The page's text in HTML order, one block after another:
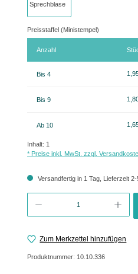
Preisstaffel (Ministempel)
Anzahl
Bis 4
Bis 9
Ab 10
Inhalt: 1
* Preise inkl. MwSt. zzgl.
Versandfertig in 1 Tag, Lieferzeit 2-
Zum Merkzettel hinzufügen
Produktnummer: 10.10.336